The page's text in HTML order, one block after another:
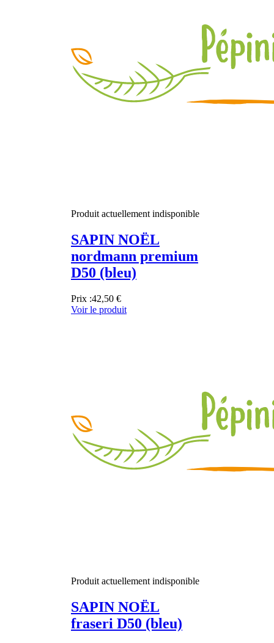
Produit actuellement indisponible
SAPIN NOËL
nordmann premium
D50 (bleu)
Prix :42,50 €
Voir le produit
Produit actuellement indisponible
SAPIN NOËL
fraseri D50 (bleu)